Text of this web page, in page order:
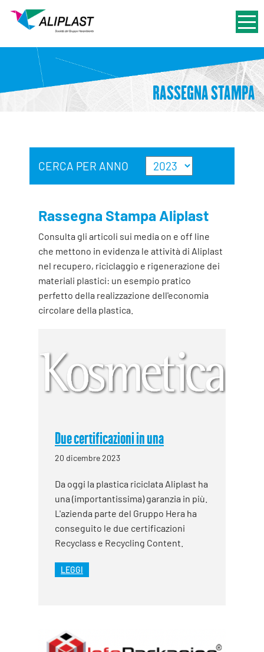
RASSEGNA STAMPA
CERCA PER ANNO
Rassegna Stampa Aliplast
Consulta gli articoli sui media on e off line
che mettono in evidenza le attività di Aliplast
nel recupero, riciclaggio e rigenerazione dei
materiali plastici: un esempio pratico
perfetto della realizzazione dell'economia
circolare della plastica.
Due certificazioni in una
20 dicembre 2023
Da oggi la plastica riciclata Aliplast ha
una (importantissima) garanzia in più.
L'azienda parte del Gruppo Hera ha
conseguito le due certificazioni
Recyclass e Recycling Content.
LEGGI